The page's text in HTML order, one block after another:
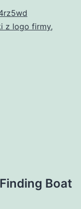
z logo firmy,
Boat